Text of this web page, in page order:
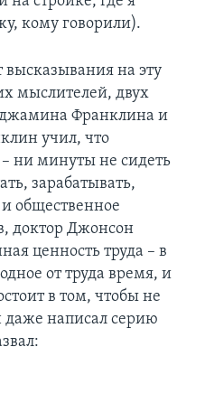
кому говорили).
высказывания на эту
мыслителей, двух
Франклина и
учил, что
ни минуты не сидеть
зарабатывать,
общественное
доктор Джонсон
ценность труда – в
от труда время, и
в том, чтобы не
даже написал серию